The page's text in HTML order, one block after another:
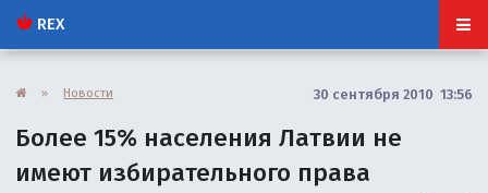
REX
» Новости 30 сентября 2010 13:56
Более 15% населения Латвии не
имеют избирательного права